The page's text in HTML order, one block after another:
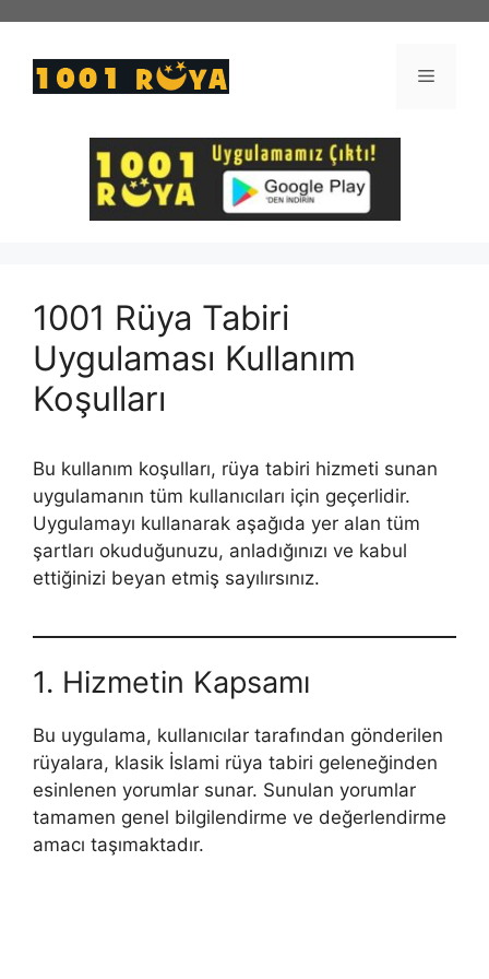
Menü
1001 Rüya Tabiri
Uygulaması Kullanım
Koşulları
Bu kullanım koşulları, rüya tabiri hizmeti sunan
uygulamanın tüm kullanıcıları için geçerlidir.
Uygulamayı kullanarak aşağıda yer alan tüm
şartları okuduğunuzu, anladığınızı ve kabul
ettiğinizi beyan etmiş sayılırsınız.
1. Hizmetin Kapsamı
Bu uygulama, kullanıcılar tarafından gönderilen
rüyalara, klasik İslami rüya tabiri geleneğinden
esinlenen yorumlar sunar. Sunulan yorumlar
tamamen genel bilgilendirme ve değerlendirme
amacı taşımaktadır.